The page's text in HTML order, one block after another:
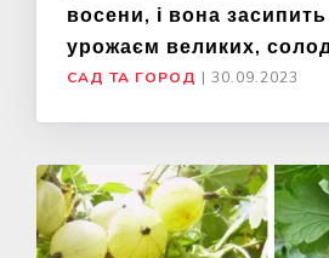
восени, і вона
урожаєм великих,
САД ТА ГОРОД | 30.09.2023